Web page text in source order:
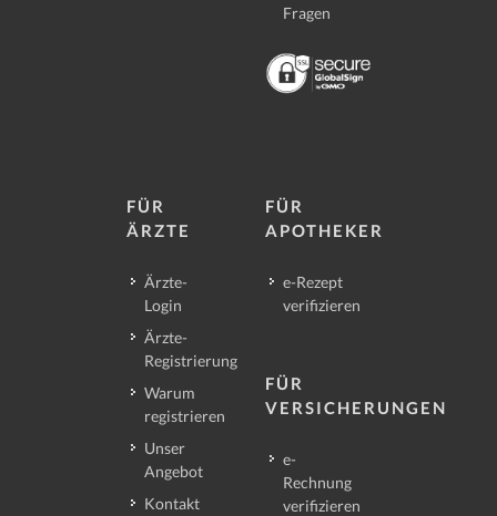
Fragen
FÜR
ÄRZTE
Ärzte-
Login
Ärzte-
Registrierung
Warum
registrieren
Unser
Angebot
Kontakt
FÜR
APOTHEKER
e-Rezept
verifizieren
FÜR
VERSICHERUNGEN
e-
Rechnung
verifizieren